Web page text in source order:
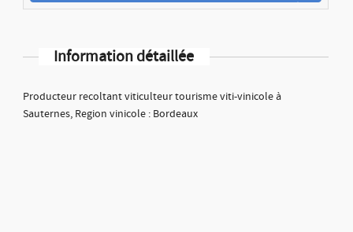
Information détaillée
Producteur recoltant viticulteur tourisme viti-vinicole à
Sauternes, Region vinicole : Bordeaux